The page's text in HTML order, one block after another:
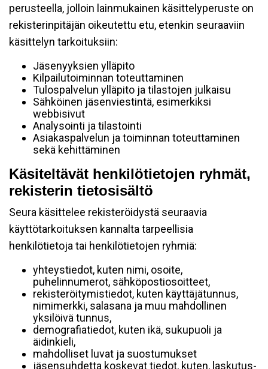
perusteella, jolloin lainmukainen käsittelyperuste on
rekisterinpitäjän oikeutettu etu, etenkin seuraaviin
käsittelyn tarkoituksiin:
Jäsenyyksien ylläpito
Kilpailutoiminnan toteuttaminen
Tulospalvelun ylläpito ja tilastojen julkaisu
Sähköinen jäsenviestintä, esimerkiksi
webbisivut
Analysointi ja tilastointi
Asiakaspalvelun ja toiminnan toteuttaminen
sekä kehittäminen
Käsiteltävät henkilötietojen ryhmät,
rekisterin tietosisältö
Seura käsittelee rekisteröidystä seuraavia
käyttötarkoituksen kannalta tarpeellisia
henkilötietoja tai henkilötietojen ryhmiä:
yhteystiedot, kuten nimi, osoite,
puhelinnumerot, sähköpostiosoitteet,
rekisteröitymistiedot, kuten käyttäjätunnus,
nimimerkki, salasana ja muu mahdollinen
yksilöivä tunnus,
demografiatiedot, kuten ikä, sukupuoli ja
äidinkieli,
mahdolliset luvat ja suostumukset
jäsensuhdetta koskevat tiedot, kuten, laskutus-